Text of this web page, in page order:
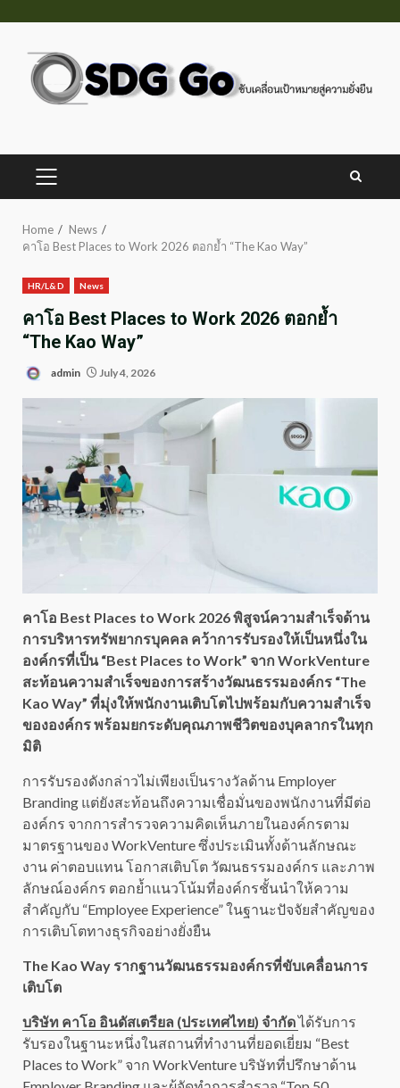
content
PRIMARY
Home
News
คาโอ Best Places to Work 2026 ตอกย้ำ “The Kao Way”
HR/L&D News
คาโอ Best Places to Work 2026 ตอกย้ำ
“The Kao Way”
admin July 4, 2026
คาโอ Best Places to Work 2026 พิสูจน์ความสำเร็จด้าน
การบริหารทรัพยากรบุคคล คว้าการรับรองให้เป็นหนึ่งใน
องค์กรที่เป็น “Best Places to Work” จาก WorkVenture
สะท้อนความสำเร็จของการสร้างวัฒนธรรมองค์กร “The
Kao Way” ที่มุ่งให้พนักงานเติบโตไปพร้อมกับความสำเร็จ
ขององค์กร พร้อมยกระดับคุณภาพชีวิตของบุคลากรในทุก
มิติ
การรับรองดังกล่าวไม่เพียงเป็นรางวัลด้าน Employer
Branding แต่ยังสะท้อนถึงความเชื่อมั่นของพนักงานที่มีต่อ
องค์กร จากการสำรวจความคิดเห็นภายในองค์กรตาม
มาตรฐานของ WorkVenture ซึ่งประเมินทั้งด้านลักษณะ
งาน ค่าตอบแทน โอกาสเติบโต วัฒนธรรมองค์กร และภาพ
ลักษณ์องค์กร ตอกย้ำแนวโน้มที่องค์กรชั้นนำให้ความ
สำคัญกับ “Employee Experience” ในฐานะปัจจัยสำคัญของ
การเติบโตทางธุรกิจอย่างยั่งยืน
The Kao Way รากฐานวัฒนธรรมองค์กรที่ขับเคลื่อนการ
เติบโต
บริษัท คาโอ อินดัสเตรียล (ประเทศไทย) จำกัดได้รับการ
รับรองในฐานะหนึ่งในสถานที่ทำงานที่ยอดเยี่ยม “Best
Places to Work” จาก WorkVenture บริษัทที่ปรึกษาด้าน